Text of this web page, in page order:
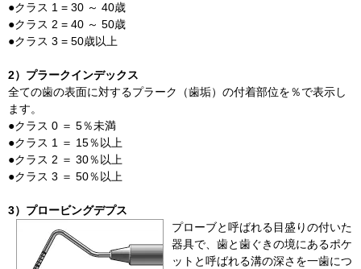
●クラス 1 = 30 ～ 40歳
●クラス 2 = 40 ～ 50歳
●クラス 3 = 50歳以上
2）プラークインデックス
全ての歯の表面に対するプラーク（歯垢）の付着部位を％で表示し
ます。
●クラス 0 ＝ 5％未満
●クラス 1 ＝ 15％以上
●クラス 2 ＝ 30％以上
●クラス 3 ＝ 50％以上
3）プロービングデプス
プローブと呼ばれる目盛りの付いた
器具で、歯と歯ぐきの境にあるポケ
ットと呼ばれる溝の深さを一歯につ